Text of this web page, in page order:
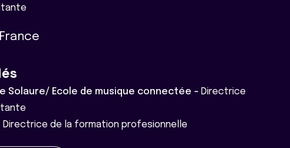
Solaure/ Ecole de musique connectée - Directrice
Directrice de la formation profesionnelle